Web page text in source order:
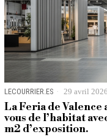
LECOURRIER.ES 29 avril
La Feria de
vous de l’habitat
m2 d’exposition.